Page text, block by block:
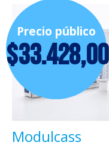
Precio público
$33.428,00
Modulcass